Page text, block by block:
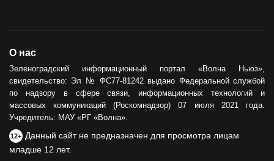
О нас
Зеленоградский информационный портал «Волна Ньюз»,
свидетельство: Эл № ФС77-81242 выдано Федеральной службой
по надзору в сфере связи, информационных технологий и
массовых коммуникаций (Роскомнадзор) 07 июля 2021 года.
Учредитель: МАУ «РГ «Волна».
12+ Данный сайт не предназначен для просмотра лицам
младше 12 лет.